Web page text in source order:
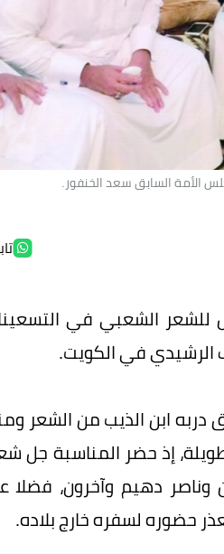
الأمة السابق سعد الخنفور.
للشعر الشعبي في
الرشيدي في الكويت.
دربه ابن الذيب من
إذ حضر المناسبة جل
وناصر دهيم وآخرون،
حضوره لسفره خارج بلاده.